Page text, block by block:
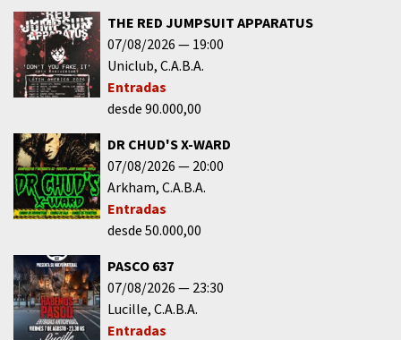
THE RED JUMPSUIT APPARATUS
07/08/2026
19:00
Uniclub C.A.B.A.
Entradas
desde 90.000,00
DR CHUD'S X-WARD
07/08/2026
20:00
Arkham C.A.B.A.
Entradas
desde 50.000,00
PASCO 637
07/08/2026
23:30
Lucille C.A.B.A.
Entradas